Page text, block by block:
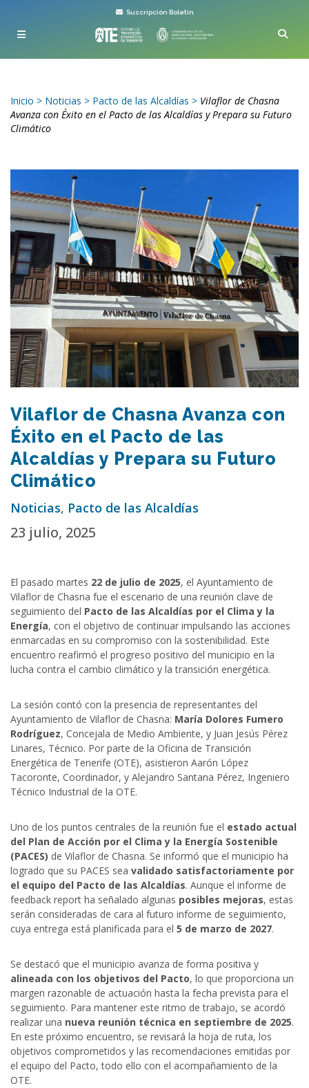
Suscripción Boletín
Inicio > Noticias > Pacto de las Alcaldías > Vilaflor de Chasna
Avanza con Éxito en el Pacto de las Alcaldías y Prepara su Futuro
Climático
Vilaflor de Chasna Avanza con
Éxito en el Pacto de las
Alcaldías y Prepara su Futuro
Climático
Noticias, Pacto de las Alcaldías
23 julio, 2025
El pasado martes 22 de julio de 2025, el Ayuntamiento de
Vilaflor de Chasna fue el escenario de una reunión clave de
seguimiento del Pacto de las Alcaldías por el Clima y la
Energía, con el objetivo de continuar impulsando las acciones
enmarcadas en su compromiso con la sostenibilidad. Este
encuentro reafirmó el progreso positivo del municipio en la
lucha contra el cambio climático y la transición energética.
La sesión contó con la presencia de representantes del
Ayuntamiento de Vilaflor de Chasna: María Dolores Fumero
Rodríguez, Concejala de Medio Ambiente, y Juan Jesús Pérez
Linares, Técnico. Por parte de la Oficina de Transición
Energética de Tenerife (OTE), asistieron Aarón López
Tacoronte, Coordinador, y Alejandro Santana Pérez, Ingeniero
Técnico Industrial de la OTE.
Uno de los puntos centrales de la reunión fue el estado actual
del Plan de Acción por el Clima y la Energía Sostenible
(PACES) de Vilaflor de Chasna. Se informó que el municipio ha
logrado que su PACES sea validado satisfactoriamente por
el equipo del Pacto de las Alcaldías. Aunque el informe de
feedback report ha señalado algunas posibles mejoras, estas
serán consideradas de cara al futuro informe de seguimiento,
cuya entrega está planificada para el 5 de marzo de 2027.
Se destacó que el municipio avanza de forma positiva y
alineada con los objetivos del Pacto, lo que proporciona un
margen razonable de actuación hasta la fecha prevista para el
seguimiento. Para mantener este ritmo de trabajo, se acordó
realizar una nueva reunión técnica en septiembre de 2025.
En este próximo encuentro, se revisará la hoja de ruta, los
objetivos comprometidos y las recomendaciones emitidas por
el equipo del Pacto, todo ello con el acompañamiento de la
OTE.